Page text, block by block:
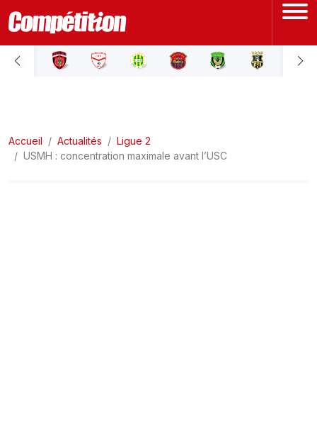
ACCUEIL
LIGUE 2
Accueil Actualités
Ligue 2
USMH : concentration maximale avant l’USC